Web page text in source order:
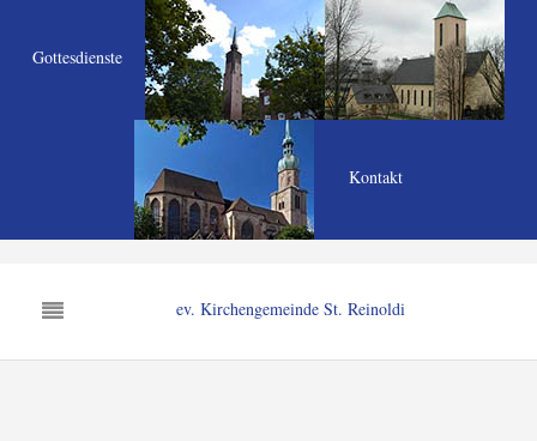
Gottesdienste
Kontakt
ev. Kirchengemeinde St. Reinoldi